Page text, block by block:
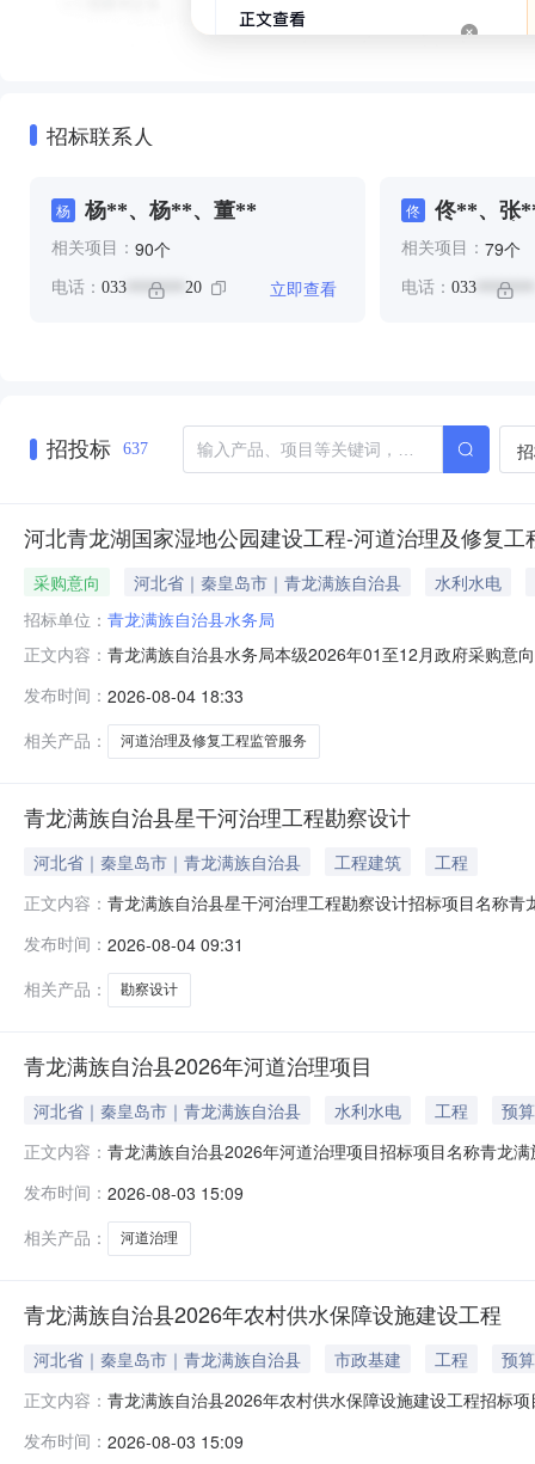
招标联系人
杨 杨**、杨**、董**
相关项目： 90个
电话： 033 ******* 20 立即查看
佟
佟**、张
相关项目： 79个
电话： 033*******
招投标 637
河北青龙湖国家湿地公园建设工程-河道治理及修复
采购意向 河北省｜秦皇岛市｜青龙满族自治县
水利水电
招标单位： 青龙满族自治县水务局
正文内容： 青龙满族自治县水务局本级2026年01至12月政府采购意
青龙湖国家湿地公园建设工程-河道治理及修复工程第三
及修复工程弃沙相
发布时间： 2026-08-04 18:33
相关产品：
河道治理及修复工程监管服务
青龙满族自治县星干河治理工程勘察设计
河北省｜秦皇岛市｜青龙满族自治县 工程建筑
工程
正文内容： 青龙满族自治县星干河治理工程勘察设计招标项目名称
有限公司联系方式18603076380电子邮箱
发布时间： 2026-08-04 09:31
相关产品：
勘察设计
青龙满族自治县2026年河道治理项目
河北省｜秦皇岛市｜青龙满族自治县 水利水电 工程
预
正文内容： 青龙满族自治县2026年河道治理项目招标项目名称青龙
标段,公示日期2026年08月03日至2026年08月06日拟发
发布时间： 2026-08-03 15:09
相关产品：
河道治理
青龙满族自治县2026年农村供水保障设施建设工程
河北省｜秦皇岛市｜青龙满族自治县 市政基建 工程
预
正文内容： 青龙满族自治县2026年农村供水保障设施建设工程招标
联系方式0335-7866926电子邮箱qlxswj@126.com招标
发布时间： 2026-08-03 15:09